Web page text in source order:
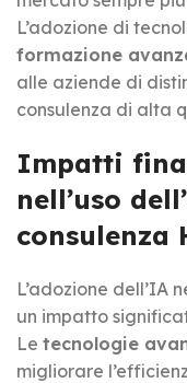
L’adozione di
formazione
alle aziende di
consulenza di alta
Impatti
nell’uso
consulenza
L’adozione dell’IA
un impatto
Le tecnologie
migliorare